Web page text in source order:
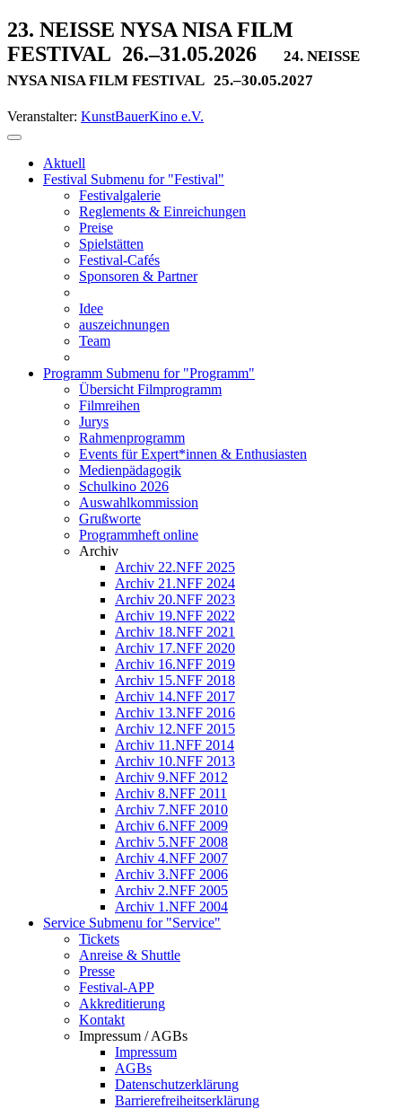
23. NEISSE NYSA NISA FILM
FESTIVAL 26.–31.05.2026
24. NEISSE
NYSA NISA FILM FESTIVAL 25.–30.05.2027
Veranstalter: KunstBauerKino e.V.
Aktuell
Festival Submenu for "Festival"
Festivalgalerie
Reglements & Einreichungen
Preise
Spielstätten
Festival-Cafés
Sponsoren & Partner
Idee
auszeichnungen
Team
Programm Submenu for "Programm"
Übersicht Filmprogramm
Filmreihen
Jurys
Rahmenprogramm
Events für Expert*innen & Enthusiasten
Medienpädagogik
Schulkino 2026
Auswahlkommission
Grußworte
Programmheft online
Archiv
Archiv 22.NFF 2025
Archiv 21.NFF 2024
Archiv 20.NFF 2023
Archiv 19.NFF 2022
Archiv 18.NFF 2021
Archiv 17.NFF 2020
Archiv 16.NFF 2019
Archiv 15.NFF 2018
Archiv 14.NFF 2017
Archiv 13.NFF 2016
Archiv 12.NFF 2015
Archiv 11.NFF 2014
Archiv 10.NFF 2013
Archiv 9.NFF 2012
Archiv 8.NFF 2011
Archiv 7.NFF 2010
Archiv 6.NFF 2009
Archiv 5.NFF 2008
Archiv 4.NFF 2007
Archiv 3.NFF 2006
Archiv 2.NFF 2005
Archiv 1.NFF 2004
Service Submenu for "Service"
Tickets
Anreise & Shuttle
Presse
Festival-APP
Akkreditierung
Kontakt
Impressum / AGBs
Impressum
AGBs
Datenschutzerklärung
Barrierefreiheitserklärung